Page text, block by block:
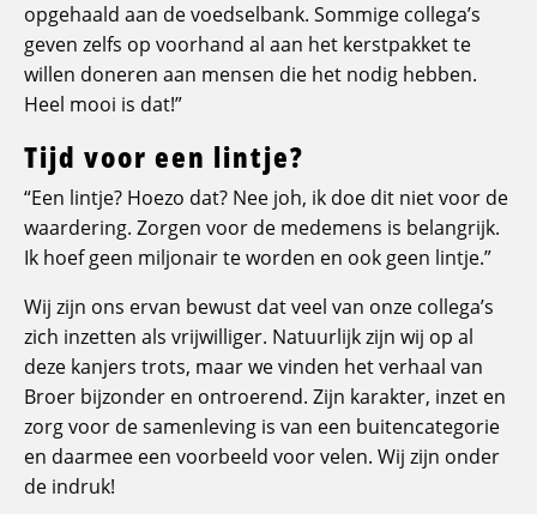
opgehaald aan de voedselbank. Sommige collega’s
geven zelfs op voorhand al aan het kerstpakket te
willen doneren aan mensen die het nodig hebben.
Heel mooi is dat!”
Tijd voor een lintje?
“Een lintje? Hoezo dat? Nee joh, ik doe dit niet voor de
waardering. Zorgen voor de medemens is belangrijk.
Ik hoef geen miljonair te worden en ook geen lintje.”
Wij zijn ons ervan bewust dat veel van onze collega’s
zich inzetten als vrijwilliger. Natuurlijk zijn wij op al
deze kanjers trots, maar we vinden het verhaal van
Broer bijzonder en ontroerend. Zijn karakter, inzet en
zorg voor de samenleving is van een buitencategorie
en daarmee een voorbeeld voor velen. Wij zijn onder
de indruk!